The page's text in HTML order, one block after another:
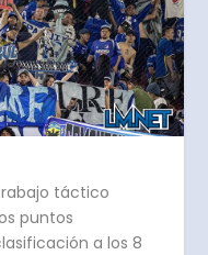
táctico
puntos
a los 8